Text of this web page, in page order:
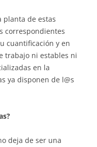
planta de estas
correspondientes
cuantificación y en
trabajo ni estables ni
en la
ya disponen de l@s
deja de ser una